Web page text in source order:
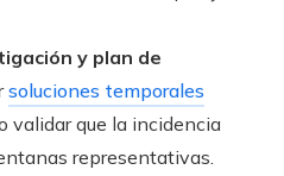
y plan de
soluciones temporales
validar que la incidencia
representativas.